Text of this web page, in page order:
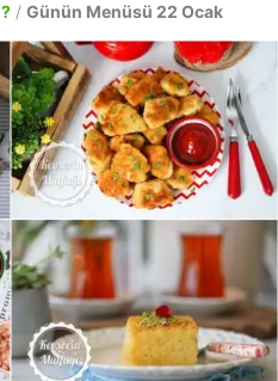
/ Günün Menüsü 22 Ocak